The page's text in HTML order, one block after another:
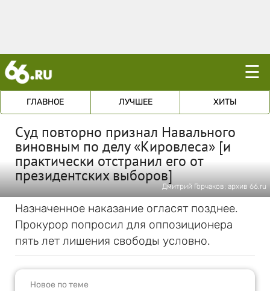
☰
ГЛАВНОЕ ЛУЧШЕЕ ХИТЫ
Суд повторно признал Навального
виновным по делу «Кировлеса» [и
практически отстранил его от
президентских выборов]
Дмитрий Горчаков; архив 66.ru
Назначенное наказание огласят позднее.
Прокурор попросил для оппозиционера
пять лет лишения свободы условно.
Новое по теме